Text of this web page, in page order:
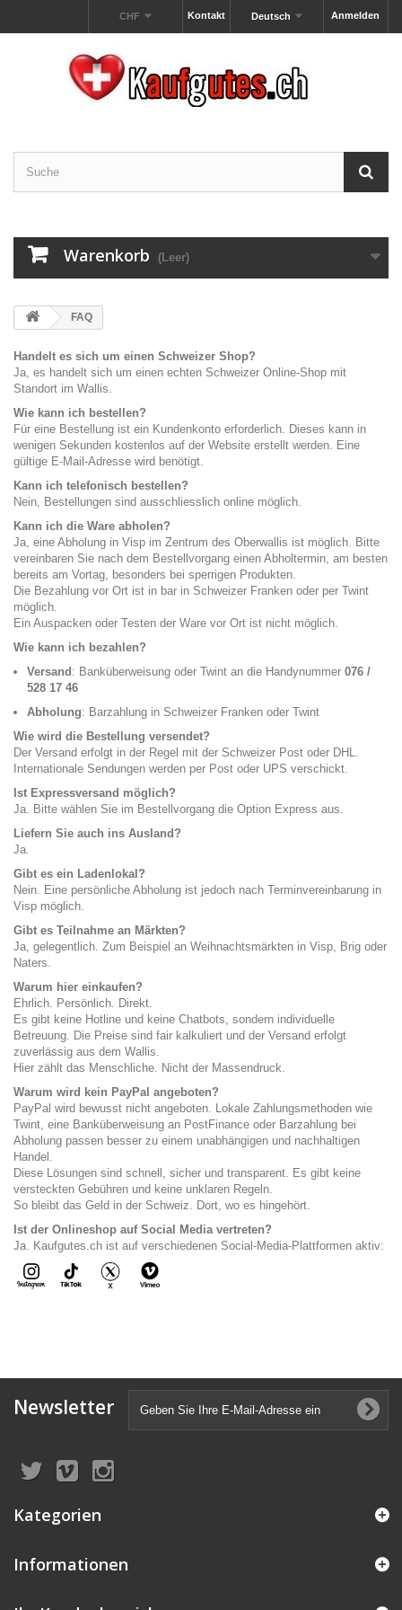
Anmelden
Deutsch
Kontakt
CHF
Warenkorb (Leer)
FAQ
Handelt es sich um einen Schweizer Shop?
Ja, es handelt sich um einen echten Schweizer Online-Shop mit
Standort im Wallis.
Wie kann ich bestellen?
Für eine Bestellung ist ein Kundenkonto erforderlich. Dieses kann in
wenigen Sekunden kostenlos auf der Website erstellt werden. Eine
gültige E-Mail-Adresse wird benötigt.
Kann ich telefonisch bestellen?
Nein, Bestellungen sind ausschliesslich online möglich.
Kann ich die Ware abholen?
Ja, eine Abholung in Visp im Zentrum des Oberwallis ist möglich. Bitte
vereinbaren Sie nach dem Bestellvorgang einen Abholtermin, am besten
bereits am Vortag, besonders bei sperrigen Produkten.
Die Bezahlung vor Ort ist in bar in Schweizer Franken oder per Twint
möglich.
Ein Auspacken oder Testen der Ware vor Ort ist nicht möglich.
Wie kann ich bezahlen?
Versand : Banküberweisung oder Twint an die Handynummer 076 /
528 17 46
Abholung: Barzahlung in Schweizer Franken oder Twint
Wie wird die Bestellung versendet?
Der Versand erfolgt in der Regel mit der Schweizer Post oder DHL.
Internationale Sendungen werden per Post oder UPS verschickt.
Ist Expressversand möglich?
Ja. Bitte wählen Sie im Bestellvorgang die Option Express aus.
Liefern Sie auch ins Ausland?
Ja.
Gibt es ein Ladenlokal?
Nein. Eine persönliche Abholung ist jedoch nach Terminvereinbarung in
Visp möglich.
Gibt es Teilnahme an Märkten?
Ja, gelegentlich. Zum Beispiel an Weihnachtsmärkten in Visp, Brig oder
Naters.
Warum hier einkaufen?
Ehrlich. Persönlich. Direkt.
Es gibt keine Hotline und keine Chatbots, sondern individuelle
Betreuung. Die Preise sind fair kalkuliert und der Versand erfolgt
zuverlässig aus dem Wallis.
Hier zählt das Menschliche. Nicht der Massendruck.
Warum wird kein PayPal angeboten?
PayPal wird bewusst nicht angeboten. Lokale Zahlungsmethoden wie
Twint, eine Banküberweisung an PostFinance oder Barzahlung bei
Abholung passen besser zu einem unabhängigen und nachhaltigen
Handel.
Diese Lösungen sind schnell, sicher und transparent. Es gibt keine
versteckten Gebühren und keine unklaren Regeln.
So bleibt das Geld in der Schweiz. Dort, wo es hingehört.
Ist der Onlineshop auf Social Media vertreten?
Ja. Kaufgutes.ch ist auf verschiedenen Social-Media-Plattformen aktiv:
Newsletter
Kategorien
Informationen